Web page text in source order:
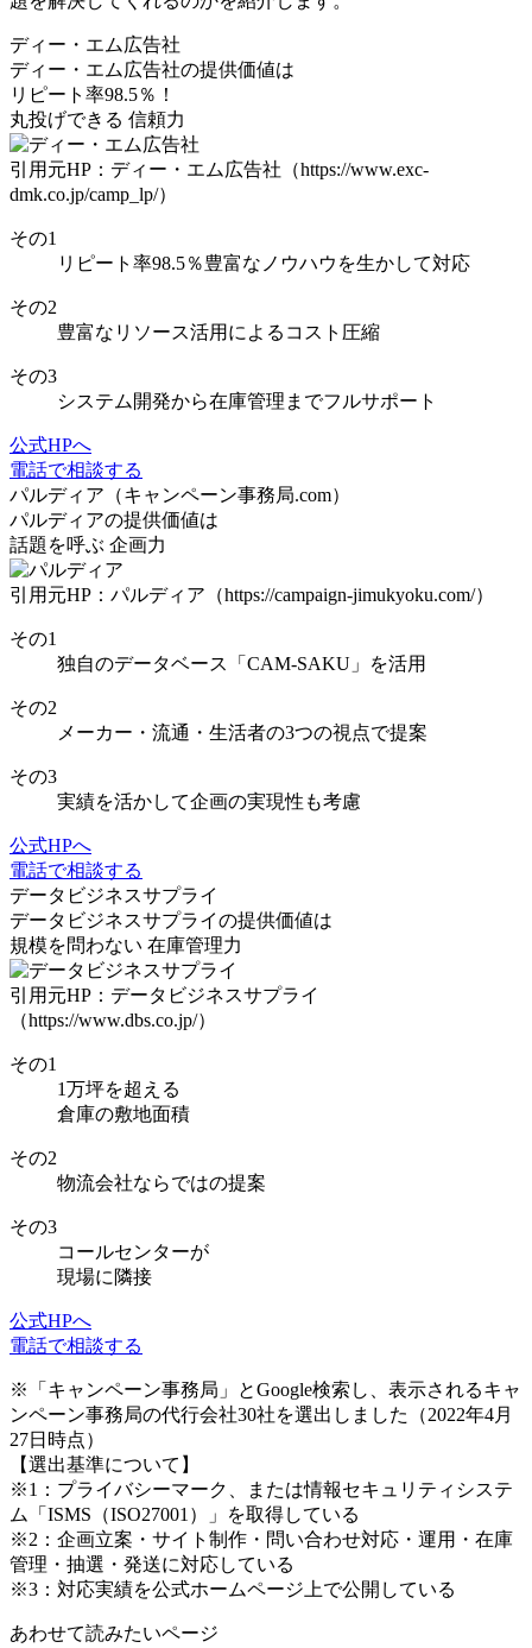
ディー・エム広告社
ディー・エム広告社の提供価値は
リピート率98.5％！
丸投げできる 信頼力
引用元HP：ディー・エム広告社（https://www.exc-
dmk.co.jp/camp_lp/）
その1
リピート率98.5％豊富なノウハウを生かして対応
その2
豊富なリソース活用 によるコスト圧縮
その3
システム開発から在庫管理 までフルサポート
公式HPへ
電話で相談する
パルディア（キャンペーン事務局.com）
パルディアの提供価値は
話題を呼ぶ 企画力
引用元HP：パルディア（https://campaign-jimukyoku.com/）
その1
独自のデータベース
「CAM-SAKU」 を活用
その2
メーカー・流通・生活者の3つの視点で提案
その3
実績を活かして企画の実現性も考慮
公式HPへ
電話で相談する
データビジネスサプライ
データビジネスサプライの提供価値は
規模を問わない 在庫管理力
引用元HP：データビジネスサプライ
（https://www.dbs.co.jp/）
その1
1万坪を超える
倉庫の敷地面積
その2
物流会社ならではの提案
その3
コールセンターが
現場に隣接
公式HPへ
電話で相談する
※「キャンペーン事務局」とGoogle検索し、表示されるキャ
ンペーン事務局の代行会社30社を選出しました（2022年4月
27日時点）
【選出基準について】
※1：プライバシーマーク、または情報セキュリティシステ
ム「ISMS（ISO27001）」を取得している
※2：企画立案・サイト制作・問い合わせ対応・運用・在庫
管理・抽選・発送に対応している
※3：対応実績を公式ホームページ上で公開している
あわせて読みたいページ